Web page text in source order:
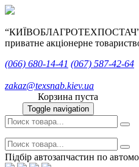
приватне акціонерне
(066) 680-14-41 (067) 587-42-64
zakaz@texsnab.kiev.ua
Корзина пуста
Toggle navigation
Підбір автозапчастин по